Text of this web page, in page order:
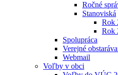
Ročné
Stanoviská
Rok
Rok
Spolupráca
Verejné
Webmail
Voľby v obci